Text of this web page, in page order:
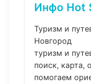
Инфо Hot
Туризм и
Новгород
туризм и
поиск, карта,
помогаем